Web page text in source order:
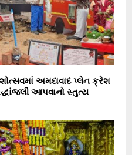
અમદાવાદ પ્લેન ક્રેશ
આપવાનો સ્તુત્ય